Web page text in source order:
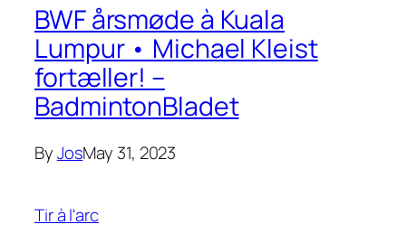
BWF årsmøde à Kuala
Lumpur • Michael Kleist
fortæller! –
BadmintonBladet
ByJosMay 31, 2023
Tir à l'arc